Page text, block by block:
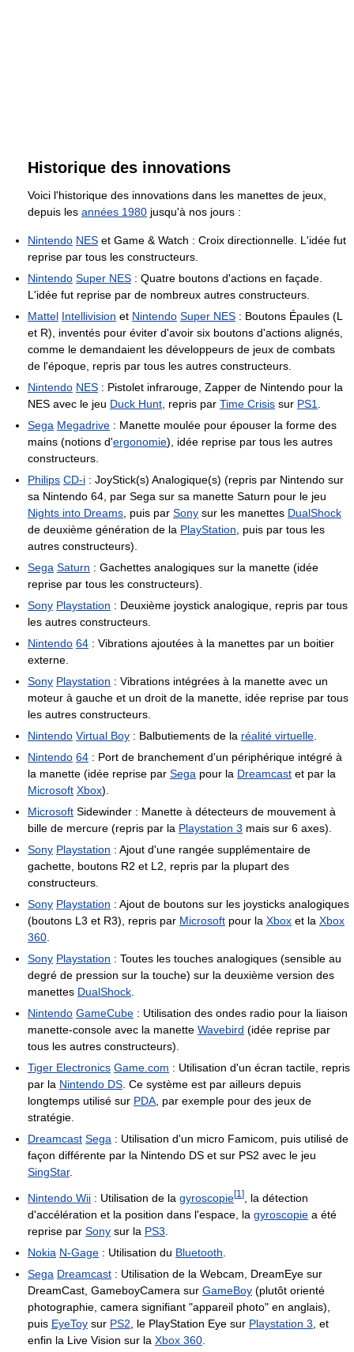
Historique des innovations
Voici l'historique des innovations dans les manettes de jeux,
depuis les années 1980 jusqu'à nos jours :
Nintendo NES et Game & Watch : Croix directionnelle. L'idée fut
reprise par tous les constructeurs.
Nintendo Super NES : Quatre boutons d'actions en façade.
L'idée fut reprise par de nombreux autres constructeurs.
Mattel Intellivision et Nintendo Super NES : Boutons Épaules (L
et R), inventés pour éviter d'avoir six boutons d'actions alignés,
comme le demandaient les développeurs de jeux de combats
de l'époque, repris par tous les autres constructeurs.
Nintendo NES : Pistolet infrarouge, Zapper de Nintendo pour la
NES avec le jeu Duck Hunt , repris par Time Crisis sur PS1
Sega Megadrive : Manette moulée pour épouser la forme des
mains (notions d'ergonomie), idée reprise par tous les autres
constructeurs.
Philips CD-i : JoyStick(s) Analogique(s) (repris par Nintendo sur
sa Nintendo 64, par Sega sur sa manette Saturn pour le jeu
Nights into Dreams , puis par Sony sur les manettes DualShock
de deuxième génération de la PlayStation , puis par tous les
autres constructeurs).
Sega Saturn : Gachettes analogiques sur la manette (idée
reprise par tous les constructeurs).
Sony Playstation : Deuxième joystick analogique, repris par tous
les autres constructeurs.
Nintendo 64 : Vibrations ajoutées à la manettes par un boitier
externe.
Sony Playstation : Vibrations intégrées à la manette avec un
moteur à gauche et un droit de la manette, idée reprise par tous
les autres constructeurs.
Nintendo Virtual Boy : Balbutiements de la réalité virtuelle
Nintendo 64 : Port de branchement d'un périphérique intégré à
la manette (idée reprise par Sega pour la Dreamcast et par la
Microsoft Xbox).
Microsoft Sidewinder : Manette à détecteurs de mouvement à
bille de mercure (repris par la Playstation 3 mais sur 6 axes).
Sony Playstation : Ajout d'une rangée supplémentaire de
gachette, boutons R2 et L2, repris par la plupart des
constructeurs.
Sony Playstation : Ajout de boutons sur les joysticks analogiques
(boutons L3 et R3), repris par Microsoft pour la Xbox et la Xbox
360
Sony Playstation : Toutes les touches analogiques (sensible au
degré de pression sur la touche) sur la deuxième version des
manettes DualShock
Nintendo GameCube : Utilisation des ondes radio pour la liaison
manette-console avec la manette Wavebird (idée reprise par
tous les autres constructeurs).
Tiger Electronics Game.com : Utilisation d'un écran tactile, repris
par la Nintendo DS . Ce système est par ailleurs depuis
longtemps utilisé sur PDA , par exemple pour des jeux de
stratégie.
Dreamcast Sega : Utilisation d'un micro Famicom, puis utilisé de
façon différente par la Nintendo DS et sur PS2 avec le jeu
SingStar.
Nintendo Wii : Utilisation de la gyroscopie[1 ]
, la détection
d'accélération et la position dans l'espace, la gyroscopie a été
reprise par Sony sur la PS3
Nokia N-Gage : Utilisation du Bluetooth
Sega Dreamcast : Utilisation de la Webcam, DreamEye sur
DreamCast, GameboyCamera sur GameBoy (plutôt orienté
photographie, camera signifiant "appareil photo" en anglais),
puis EyeToy sur PS2 , le PlayStation Eye sur Playstation 3 , et
enfin la Live Vision sur la Xbox 360